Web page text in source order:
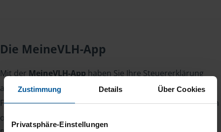
Zustimmung Details Über Cookies
Privatsphäre-Einstellungen
Die MeineVLH-App
Mit der MeineVLH-App haben Sie Ihre Steuererklärung
auch unterwegs im Griff.
Fotografieren Sie Belege, laden Sie Dokumente sicher hoch
oder lesen Sie Nachrichten von Ihrer Beraterin oder Ihrem